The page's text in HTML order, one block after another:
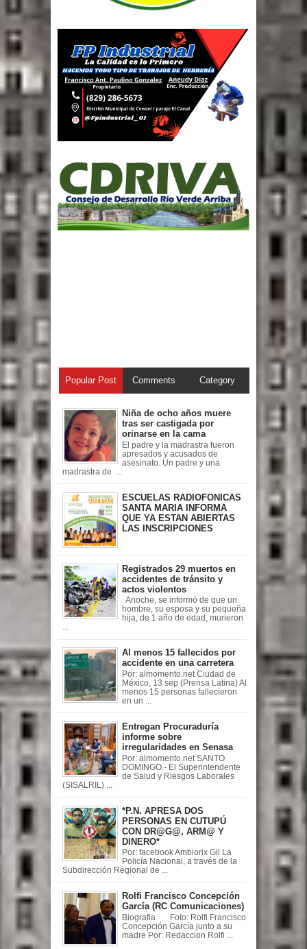
Popular Post Comments Category
Niña de ocho años muere
tras ser castigada por
orinarse en la cama
El padre y la madrastra fueron
apresados y acusados de
asesinato. Un padre y una
madrastra de ...
ESCUELAS RADIOFONICAS
SANTA MARIA INFORMA
QUE YA ESTAN ABIERTAS
LAS INSCRIPCIONES
Registrados 29 muertos en
accidentes de tránsito y
actos violentos
Anoche, se informó de que un
hombre, su esposa y su pequeña
hija, de 1 año de edad, murieron
Al menos 15 fallecidos por
accidente en una carretera
Por: almomento.net Ciudad de
México, 13 sep (Prensa Latina) Al
menos 15 personas fallecieron
en un ...
Entregan Procuraduría
informe sobre
irregularidades en Senasa
Por: almomento.net SANTO
DOMINGO.- El Superintendente
de Salud y Riesgos Laborales
(SISALRIL) ...
*P.N. APRESA DOS
PERSONAS EN CUTUPÚ
CON DR@G@, ARM@ Y
DINERO*
Por: facebook Ambiorix Gil La
Policía Nacional, a través de la
Subdirección Regional de ...
Rolfi Francisco Concepción
García (RC Comunicaciones)
Biografia Foto: Rolfi Francisco
Concepción García junto a su
madre Por: Redaccion Rolfi ...